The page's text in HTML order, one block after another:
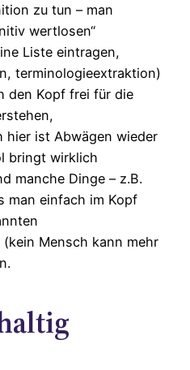
zu tun – man
wertlosen“
Liste eintragen,
terminologieextraktion)
den Kopf frei für die
hier ist Abwägen wieder
bringt wirklich
manche Dinge – z.B.
man einfach im Kopf
(kein Mensch kann mehr